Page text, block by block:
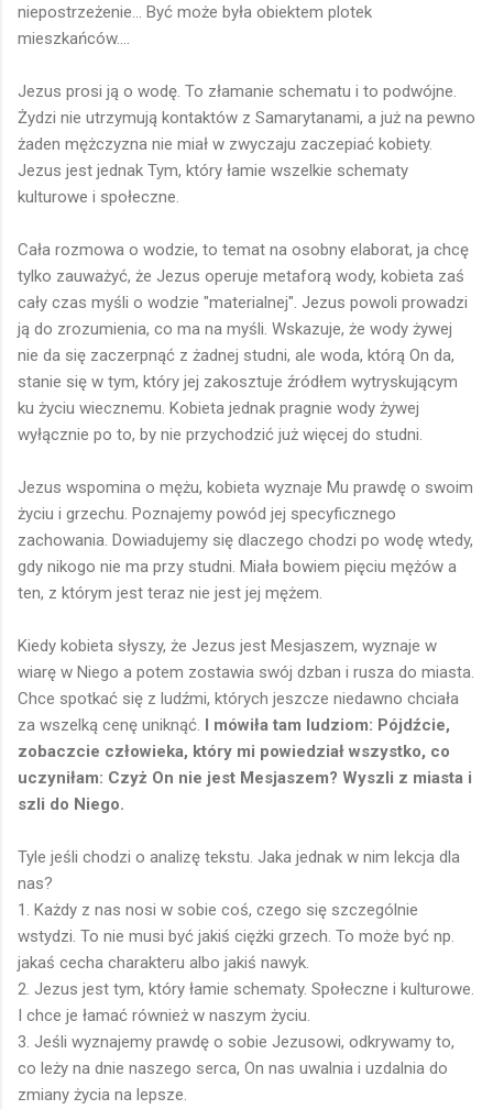
niepostrzeżenie... Być może była obiektem plotek
mieszkańców....
Jezus prosi ją o wodę. To złamanie schematu i to podwójne.
Żydzi nie utrzymują kontaktów z Samarytanami, a już na pewno
żaden mężczyzna nie miał w zwyczaju zaczepiać kobiety.
Jezus jest jednak Tym, który łamie wszelkie schematy
kulturowe i społeczne.
Cała rozmowa o wodzie, to temat na osobny elaborat, ja chcę
tylko zauważyć, że Jezus operuje metaforą wody, kobieta zaś
cały czas myśli o wodzie "materialnej". Jezus powoli prowadzi
ją do zrozumienia, co ma na myśli. Wskazuje, że wody żywej
nie da się zaczerpnąć z żadnej studni, ale woda, którą On da,
stanie się w tym, który jej zakosztuje źródłem wytryskującym
ku życiu wiecznemu. Kobieta jednak pragnie wody żywej
wyłącznie po to, by nie przychodzić już więcej do studni.
Jezus wspomina o mężu, kobieta wyznaje Mu prawdę o swoim
życiu i grzechu. Poznajemy powód jej specyficznego
zachowania. Dowiadujemy się dlaczego chodzi po wodę wtedy,
gdy nikogo nie ma przy studni. Miała bowiem pięciu mężów a
ten, z którym jest teraz nie jest jej mężem.
Kiedy kobieta słyszy, że Jezus jest Mesjaszem, wyznaje w
wiarę w Niego a potem zostawia swój dzban i rusza do miasta.
Chce spotkać się z ludźmi, których jeszcze niedawno chciała
za wszelką cenę uniknąć. I mówiła tam ludziom: Pójdźcie,
zobaczcie człowieka, który mi powiedział wszystko, co
uczyniłam: Czyż On nie jest Mesjaszem? Wyszli z miasta i
szli do Niego.
Tyle jeśli chodzi o analizę tekstu. Jaka jednak w nim lekcja dla
nas?
1. Każdy z nas nosi w sobie coś, czego się szczególnie
wstydzi. To nie musi być jakiś ciężki grzech. To może być np.
jakaś cecha charakteru albo jakiś nawyk.
2. Jezus jest tym, który łamie schematy. Społeczne i kulturowe.
I chce je łamać również w naszym życiu.
3. Jeśli wyznajemy prawdę o sobie Jezusowi, odkrywamy to,
co leży na dnie naszego serca, On nas uwalnia i uzdalnia do
zmiany życia na lepsze.